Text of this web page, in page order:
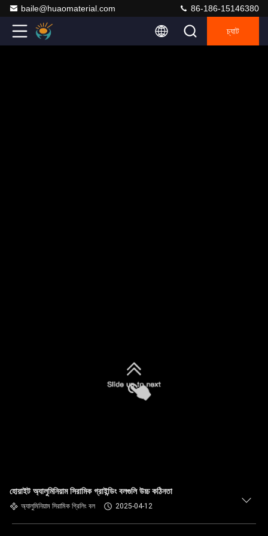
baile@huaomaterial.com 86-186-15146380
চ্যাট
হোয়াইট অ্যালুমিনিয়াম সিরামিক গ্রাইন্ডিং বলগুলি উচ্চ কঠিনতা
অ্যালুমিনিয়াম সিরামিক গ্রিলিং বল 2025-04-12